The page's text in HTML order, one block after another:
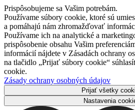
Prispôsobujeme sa Vašim potrebám.
Používame súbory cookie, ktoré sú
a pomáhajú nám zhromažďovať
Používame ich na analytické a
prispôsobenie obsahu Vašim
informácií nájdete v Zásadách ochrany
na tlačidlo „Prijať súbory cookie“
cookie.
Zásady ochrany osobných údajov
Prijať všetky
Nastavenia